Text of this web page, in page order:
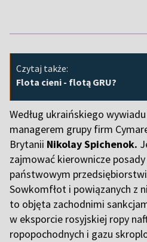
Czytaj także:
Flota cieni - flotą GRU?
Według ukraińskiego
managerem grupy firm
Brytanii Nikolay Spichenok.
zajmować kierownicze
państwowym
Sowkomfłot i powiązanych z
to objęta zachodnimi
w eksporcie rosyjskiej ropy
ropopochodnych i gazu